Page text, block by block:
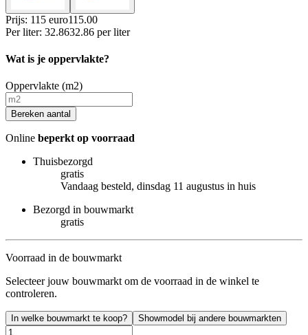
Prijs: 115 euro115.00
Per liter: 32.8632.86 per liter
Wat is je oppervlakte?
Oppervlakte (m2)
Bereken aantal
Online beperkt op voorraad
Thuisbezorgd
gratis
Vandaag besteld, dinsdag 11 augustus in huis
Bezorgd in bouwmarkt
gratis
Voorraad in de bouwmarkt
Selecteer jouw bouwmarkt om de voorraad in de winkel te
controleren.
In welke bouwmarkt te koop? Showmodel bij andere bouwmarkten